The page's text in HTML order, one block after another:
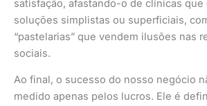
satisfação, afastando-o de clínicas que
soluções simplistas ou superficiais,
“pastelarias” que vendem ilusões nas
sociais.
Ao final, o sucesso do nosso negócio
medido apenas pelos lucros. Ele é